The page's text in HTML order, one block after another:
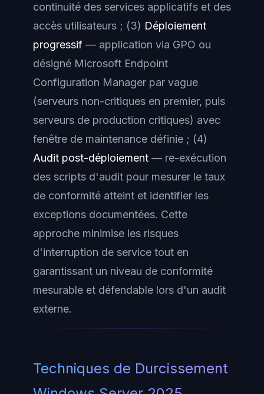
continuité des services applicatifs et des
accès utilisateurs ; (3) Déploiement
progressif — application via GPO ou
désigné Microsoft Endpoint
Configuration Manager par vague
(serveurs non-critiques en premier, puis
serveurs de production critiques) avec
fenêtre de maintenance définie ; (4)
Audit post-déploiement — re-exécution
des scripts d'audit pour mesurer le taux
de conformité atteint et identifier les
exceptions documentées. Cette
approche minimise les risques
d'interruption de service tout en
garantissant un niveau de conformité
mesurable et défendable lors d'un audit
externe.
Techniques de Durcissement